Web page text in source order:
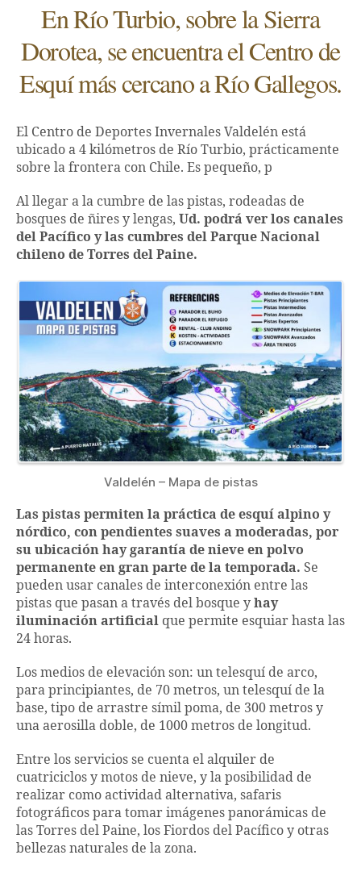
En Río Turbio, sobre la Sierra
Dorotea, se encuentra el Centro de
Esquí más cercano a Río Gallegos.
El Centro de Deportes Invernales Valdelén está
ubicado a 4 kilómetros de Río Turbio, prácticamente
sobre la frontera con Chile. Es pequeño, p
Al llegar a la cumbre de las pistas, rodeadas de
bosques de ñires y lengas, Ud. podrá ver los canales
del Pacífico y las cumbres del Parque Nacional
chileno de Torres del Paine.
Valdelén – Mapa de pistas
Las pistas permiten la práctica de esquí alpino y
nórdico, con pendientes suaves a moderadas, por
su ubicación hay garantía de nieve en polvo
permanente en gran parte de la temporada. Se
pueden usar canales de interconexión entre las
pistas que pasan a través del bosque y hay
iluminación artificial que permite esquiar hasta las
24 horas.
Los medios de elevación son: un telesquí de arco,
para principiantes, de 70 metros, un telesquí de la
base, tipo de arrastre símil poma, de 300 metros y
una aerosilla doble, de 1000 metros de longitud.
Entre los servicios se cuenta el alquiler de
cuatriciclos y motos de nieve, y la posibilidad de
realizar como actividad alternativa, safaris
fotográficos para tomar imágenes panorámicas de
las Torres del Paine, los Fiordos del Pacífico y otras
bellezas naturales de la zona.